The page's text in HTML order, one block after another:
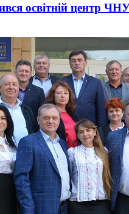
освітній центр